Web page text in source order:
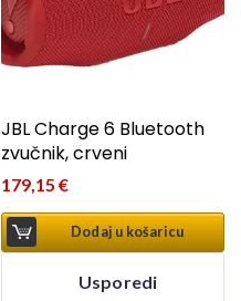
JBL Charge 6 Bluetooth
zvučnik, crveni
179,15€
Dodaj u košaricu
Usporedi